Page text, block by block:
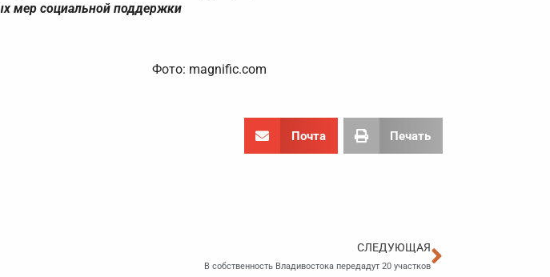
мер социальной поддержки
Фото: magnific.com
Почта Печать
СЛЕДУЮЩАЯ
В собственность Владивостока передадут 20 участков